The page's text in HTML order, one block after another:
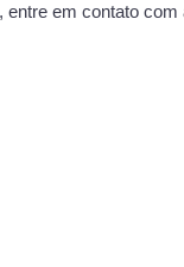
entre em contato com